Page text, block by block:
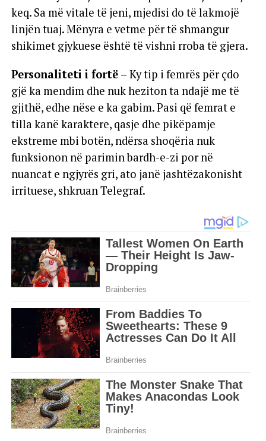
keq. Sa më vitale të jeni, mjedisi do të lakmojë
linjën tuaj. Mënyra e vetme për të shmangur
shikimet gjykuese është të vishni rroba të gjera.
Personaliteti i fortë – Ky tip i femrës për çdo
gjë ka mendim dhe nuk heziton ta ndajë me të
gjithë, edhe nëse e ka gabim. Pasi që femrat e
tilla kanë karaktere, qasje dhe pikëpamje
ekstreme mbi botën, ndërsa shoqëria nuk
funksionon në parimin bardh-e-zi por në
nuancat e ngjyrës gri, ato janë jashtëzakonisht
irrituese, shkruan Telegraf.